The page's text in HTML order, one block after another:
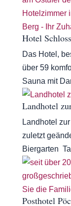
Hotel
Das Hotel,
über 59
Sauna mit
Landhotel
Landhotel
zuletzt
Biergarten
Posthotel